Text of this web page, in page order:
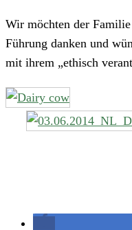
Wir möchten der
Führung danken und
mit ihrem „ethisch